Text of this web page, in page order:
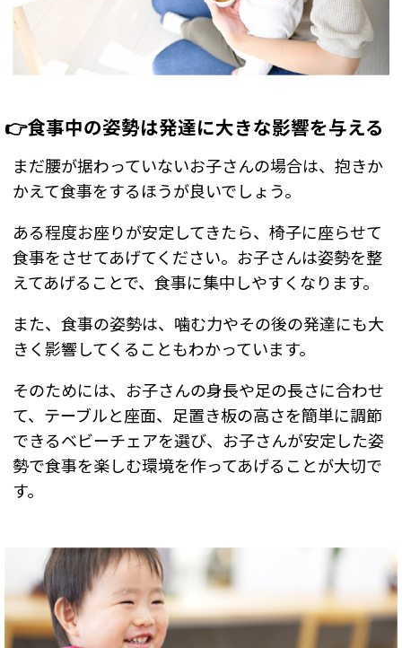
👉食事中の姿勢は発達に大きな影響を与える
まだ腰が据わっていないお子さんの場合は、抱きか
かえて食事をするほうが良いでしょう。
ある程度お座りが安定してきたら、椅子に座らせて
食事をさせてあげてください。お子さんは姿勢を整
えてあげることで、食事に集中しやすくなります。
また、食事の姿勢は、噛む力やその後の発達にも大
きく影響してくることもわかっています。
そのためには、お子さんの身長や足の長さに合わせ
て、テーブルと座面、足置き板の高さを簡単に調節
できるベビーチェアを選び、お子さんが安定した姿
勢で食事を楽しむ環境を作ってあげることが大切で
す。